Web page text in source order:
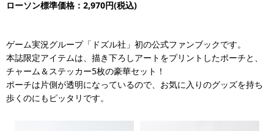
ローソン標準価格：2,970円(税込)
ゲーム実況グループ「ドズル社」初の公式ファンブックです。
本誌限定アイテムは、描き下ろしアートをプリントしたポーチと、
チャーム＆ステッカー5枚の豪華セット！
ポーチは片側が透明になっているので、お気に入りのグッズを持ち
歩くのにもピッタリです。